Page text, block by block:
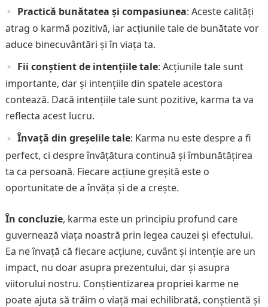
Practică bunătatea și compasiunea: Aceste calități
atrag o karmă pozitivă, iar acțiunile tale de bunătate vor
aduce binecuvântări și în viața ta.
Fii conștient de intențiile tale: Acțiunile tale sunt
importante, dar și intențiile din spatele acestora
contează. Dacă intențiile tale sunt pozitive, karma ta va
reflecta acest lucru.
Învață din greșelile tale: Karma nu este despre a fi
perfect, ci despre învățătura continuă și îmbunătățirea
ta ca persoană. Fiecare acțiune greșită este o
oportunitate de a învăța și de a crește.
În concluzie, karma este un principiu profund care
guvernează viața noastră prin legea cauzei și efectului.
Ea ne învață că fiecare acțiune, cuvânt și intenție are un
impact, nu doar asupra prezentului, dar și asupra
viitorului nostru. Conștientizarea propriei karme ne
poate ajuta să trăim o viață mai echilibrată, conștientă și